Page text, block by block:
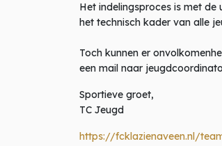
Het indelingsproces is met
het technisch kader van alle
Toch kunnen er
een mail naar
Sportieve groet,
TC Jeugd
https://fcklazienaveen.nl/